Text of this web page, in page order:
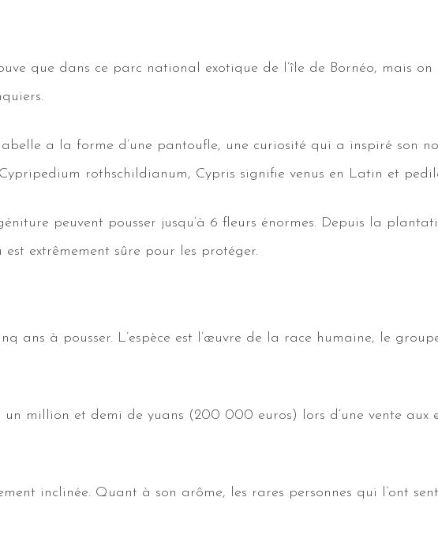
que dans ce parc national exotique de l’île de Bornéo, mais
a la forme d’une pantoufle, une curiosité qui a inspiré son
rothschildianum, Cypris signifie venus en Latin et
peuvent pousser jusqu’à 6 fleurs énormes. Depuis la
est extrêmement sûre pour les protéger.
ans à pousser. L’espèce est l’œuvre de la race humaine, le
million et demi de yuans (200 000 euros) lors d’une vente aux
inclinée. Quant à son arôme, les rares personnes qui l’ont